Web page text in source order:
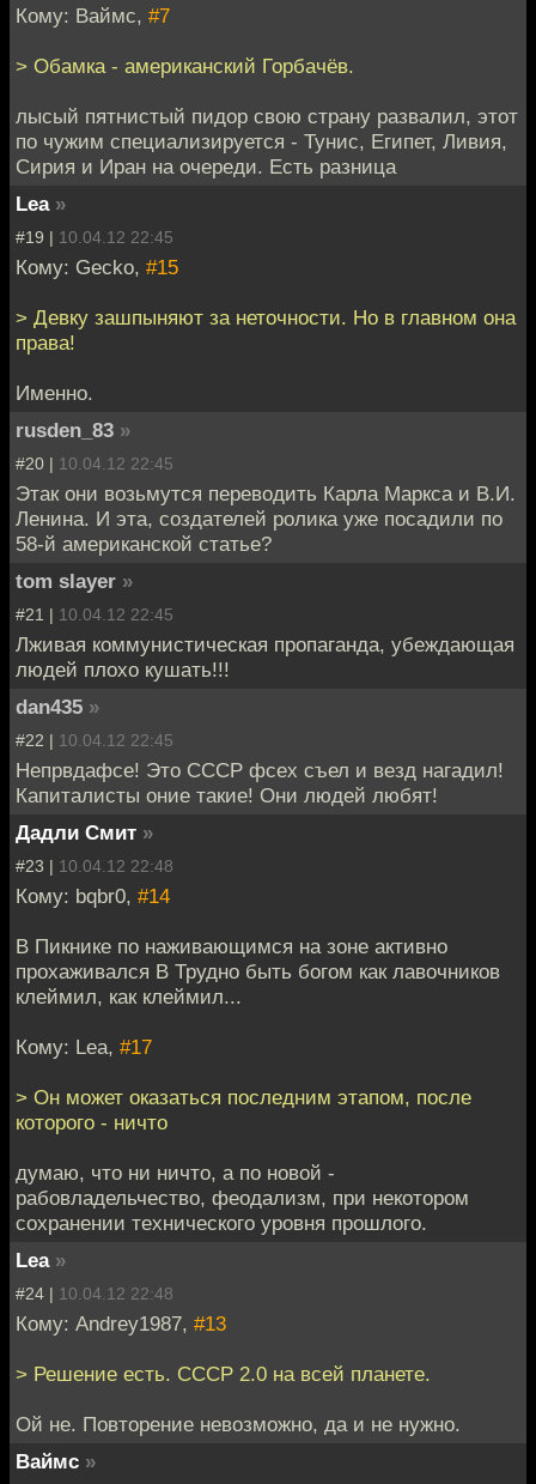
Кому: Ваймс, #7
> Обамка - американский Горбачёв.
лысый пятнистый пидор свою страну развалил, этот
по чужим специализируется - Тунис, Египет, Ливия,
Сирия и Иран на очереди. Есть разница
Lea »
#19 | 10.04.12 22:45
Кому: Gecko, #15
> Девку зашпыняют за неточности. Но в главном она
права!
Именно.
rusden_83 »
#20 | 10.04.12 22:45
Этак они возьмутся переводить Карла Маркса и В.И.
Ленина. И эта, создателей ролика уже посадили по
58-й американской статье?
tom slayer »
#21 | 10.04.12 22:45
Лживая коммунистическая пропаганда, убеждающая
людей плохо кушать!!!
dan435 »
#22 | 10.04.12 22:45
Непрвдафсе! Это СССР фсех съел и везд нагадил!
Капиталисты оние такие! Они людей любят!
Дадли Смит »
#23 | 10.04.12 22:48
Кому: bqbr0, #14
В Пикнике по наживающимся на зоне активно
прохаживался В Трудно быть богом как лавочников
клеймил, как клеймил...
Кому: Lea, #17
> Он может оказаться последним этапом, после
которого - ничто
думаю, что ни ничто, а по новой -
рабовладельчество, феодализм, при некотором
сохранении технического уровня прошлого.
Lea »
#24 | 10.04.12 22:48
Кому: Andrey1987, #13
> Решение есть. СССР 2.0 на всей планете.
Ой не. Повторение невозможно, да и не нужно.
Ваймс »